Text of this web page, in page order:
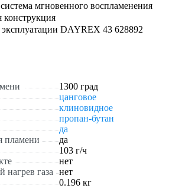
мгновенного воспламенения
конструкция
эксплуатации DAYREX 43 628892
1300 град
цанговое
клиновидное
пропан-бутан
да
пламени
да
103 г/ч
нет
нагрев газа
нет
0.196 кг